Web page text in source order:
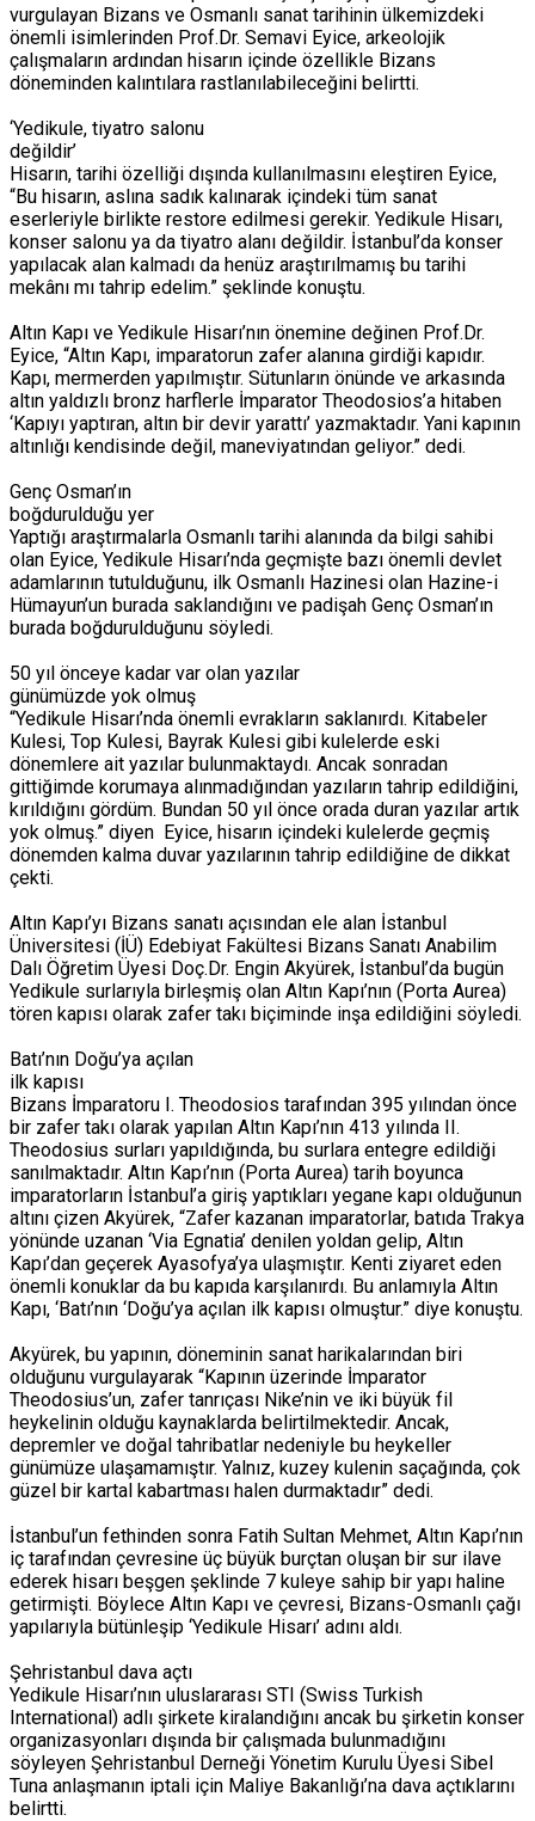
vurgulayan Bizans ve Osmanlı sanat tarihinin ülkemizdeki
önemli isimlerinden Prof.Dr. Semavi Eyice, arkeolojik
çalışmaların ardından hisarın içinde özellikle Bizans
döneminden kalıntılara rastlanılabileceğini belirtti.
‘Yedikule, tiyatro salonu
değildir’
Hisarın, tarihi özelliği dışında kullanılmasını eleştiren Eyice,
“Bu hisarın, aslına sadık kalınarak içindeki tüm sanat
eserleriyle birlikte restore edilmesi gerekir. Yedikule Hisarı,
konser salonu ya da tiyatro alanı değildir. İstanbul’da konser
yapılacak alan kalmadı da henüz araştırılmamış bu tarihi
mekânı mı tahrip edelim.” şeklinde konuştu.
Altın Kapı ve Yedikule Hisarı’nın önemine değinen Prof.Dr.
Eyice, “Altın Kapı, imparatorun zafer alanına girdiği kapıdır.
Kapı, mermerden yapılmıştır. Sütunların önünde ve arkasında
altın yaldızlı bronz harflerle İmparator Theodosios’a hitaben
‘Kapıyı yaptıran, altın bir devir yarattı’ yazmaktadır. Yani kapının
altınlığı kendisinde değil, maneviyatından geliyor.” dedi.
Genç Osman’ın
boğdurulduğu yer
Yaptığı araştırmalarla Osmanlı tarihi alanında da bilgi sahibi
olan Eyice, Yedikule Hisarı’nda geçmişte bazı önemli devlet
adamlarının tutulduğunu, ilk Osmanlı Hazinesi olan Hazine-i
Hümayun’un burada saklandığını ve padişah Genç Osman’ın
burada boğdurulduğunu söyledi.
50 yıl önceye kadar var olan yazılar
günümüzde yok olmuş
“Yedikule Hisarı’nda önemli evrakların saklanırdı. Kitabeler
Kulesi, Top Kulesi, Bayrak Kulesi gibi kulelerde eski
dönemlere ait yazılar bulunmaktaydı. Ancak sonradan
gittiğimde korumaya alınmadığından yazıların tahrip edildiğini,
kırıldığını gördüm. Bundan 50 yıl önce orada duran yazılar artık
yok olmuş.” diyen Eyice, hisarın içindeki kulelerde geçmiş
dönemden kalma duvar yazılarının tahrip edildiğine de dikkat
çekti.
Altın Kapı’yı Bizans sanatı açısından ele alan İstanbul
Üniversitesi (İÜ) Edebiyat Fakültesi Bizans Sanatı Anabilim
Dalı Öğretim Üyesi Doç.Dr. Engin Akyürek, İstanbul’da bugün
Yedikule surlarıyla birleşmiş olan Altın Kapı’nın (Porta Aurea)
tören kapısı olarak zafer takı biçiminde inşa edildiğini söyledi.
Batı’nın Doğu’ya açılan
ilk kapısı
Bizans İmparatoru I. Theodosios tarafından 395 yılından önce
bir zafer takı olarak yapılan Altın Kapı’nın 413 yılında II.
Theodosius surları yapıldığında, bu surlara entegre edildiği
sanılmaktadır. Altın Kapı’nın (Porta Aurea) tarih boyunca
imparatorların İstanbul’a giriş yaptıkları yegane kapı olduğunun
altını çizen Akyürek, “Zafer kazanan imparatorlar, batıda Trakya
yönünde uzanan ‘Via Egnatia’ denilen yoldan gelip, Altın
Kapı’dan geçerek Ayasofya’ya ulaşmıştır. Kenti ziyaret eden
önemli konuklar da bu kapıda karşılanırdı. Bu anlamıyla Altın
Kapı, ‘Batı’nın ‘Doğu’ya açılan ilk kapısı olmuştur.” diye konuştu.
Akyürek, bu yapının, döneminin sanat harikalarından biri
olduğunu vurgulayarak “Kapının üzerinde İmparator
Theodosius’un, zafer tanrıçası Nike’nin ve iki büyük fil
heykelinin olduğu kaynaklarda belirtilmektedir. Ancak,
depremler ve doğal tahribatlar nedeniyle bu heykeller
günümüze ulaşamamıştır. Yalnız, kuzey kulenin saçağında, çok
güzel bir kartal kabartması halen durmaktadır” dedi.
İstanbul’un fethinden sonra Fatih Sultan Mehmet, Altın Kapı’nın
iç tarafından çevresine üç büyük burçtan oluşan bir sur ilave
ederek hisarı beşgen şeklinde 7 kuleye sahip bir yapı haline
getirmişti. Böylece Altın Kapı ve çevresi, Bizans-Osmanlı çağı
yapılarıyla bütünleşip ‘Yedikule Hisarı’ adını aldı.
Şehristanbul dava açtı
Yedikule Hisarı’nın uluslararası STI (Swiss Turkish
International) adlı şirkete kiralandığını ancak bu şirketin konser
organizasyonları dışında bir çalışmada bulunmadığını
söyleyen Şehristanbul Derneği Yönetim Kurulu Üyesi Sibel
Tuna anlaşmanın iptali için Maliye Bakanlığı’na dava açtıklarını
belirtti.